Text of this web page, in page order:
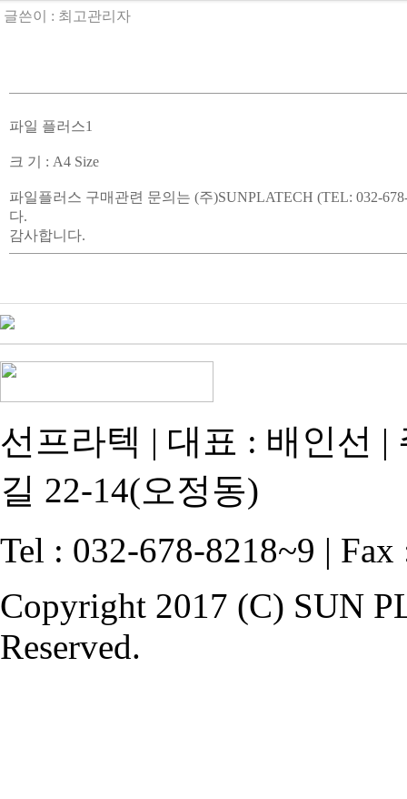
글쓴이 : 최고관리자
파일 플러스1
크 기 : A4 Size
파일플러스 구매관련 문의는 (주)SUNPLATECH (TEL: 032-
다.
감사합니다.
선프라텍 | 대표 : 배인선
길 22-14(오정동)
Tel : 032-678-8218~9 |
Copyright 2017 (C) SUN
Reserved.